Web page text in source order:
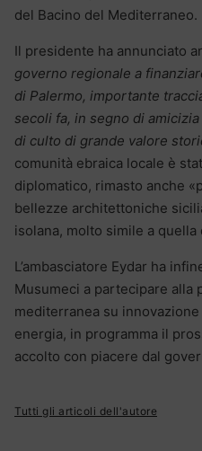
del Bacino del Mediterraneo.
Il presidente ha annunciato
governo regionale a
di Palermo, importante
secoli fa, in segno di
di culto di grande valore
comunità ebraica locale è
diplomatico, rimasto anche
bellezze architettoniche
isolana, molto simile a quella
L’ambasciatore Eydar ha
Musumeci a partecipare alla
mediterranea su
energia, in programma il
accolto con piacere dal
Tutti gli articoli dell'autore